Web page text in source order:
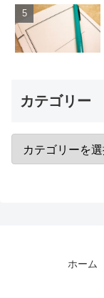
カテゴリー
ホーム